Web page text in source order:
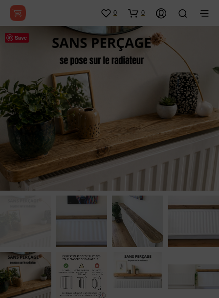
0 0
Save